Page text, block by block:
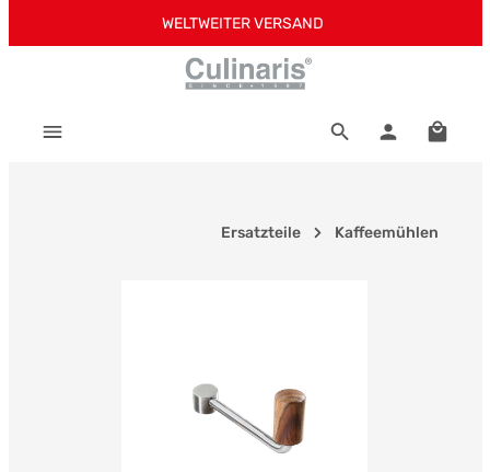
Zum Hauptinhalt springenWELTWEITER VERSAND
Ersatzteile Kaffeemühlen